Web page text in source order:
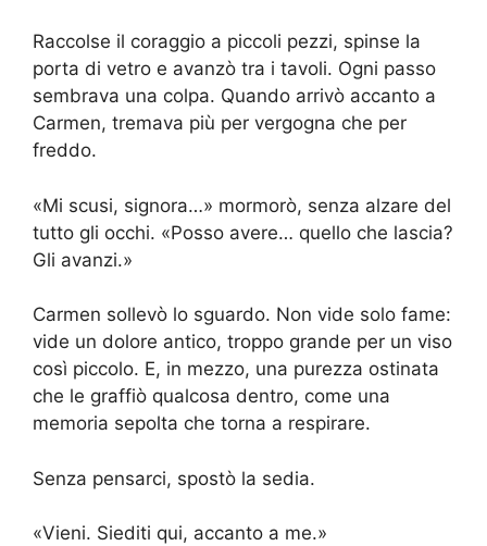
Raccolse il coraggio a piccoli pezzi, spinse la
porta di vetro e avanzò tra i tavoli. Ogni passo
sembrava una colpa. Quando arrivò accanto a
Carmen, tremava più per vergogna che per
freddo.
«Mi scusi, signora…» mormorò, senza alzare del
tutto gli occhi. «Posso avere… quello che lascia?
Gli avanzi.»
Carmen sollevò lo sguardo. Non vide solo fame:
vide un dolore antico, troppo grande per un viso
così piccolo. E, in mezzo, una purezza ostinata
che le graffiò qualcosa dentro, come una
memoria sepolta che torna a respirare.
Senza pensarci, spostò la sedia.
«Vieni. Siediti qui, accanto a me.»